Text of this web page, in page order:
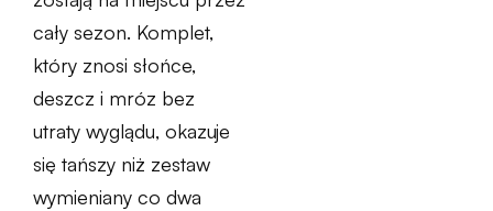
cały sezon. Komplet,
który znosi słońce,
deszcz i mróz bez
utraty wyglądu, okazuje
się tańszy niż zestaw
wymieniany co dwa